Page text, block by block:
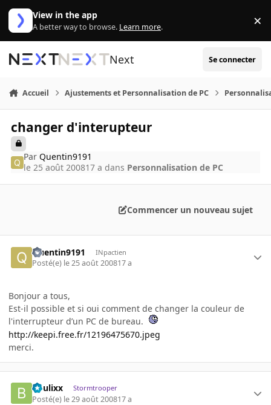
Aller au contenu
View in the app
A better way to browse. Learn more. ×
Next Se connecter
Accueil Ajustements et Personnalisation de PC
changer d'interupteur
ParQuentin9191
le 25 août 200817 a dans Personnalisation de PC
Commencer un nouveau sujet
Quentin9191 INpactien
Posté(e) le 25 août 200817 a
Bonjour a tous,
Est-il possible et si oui comment de changer la couleur de
l'interrupteur d’un PC de bureau.
http://keepi.free.fr/12196475670.jpeg
merci.
boulixx Stormtrooper
Posté(e) le 29 août 200817 a